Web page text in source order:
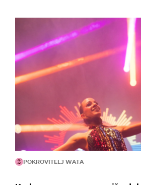
POKROVITELJ WATA